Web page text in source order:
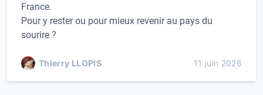
France.
Pour y rester ou pour mieux revenir au pays du
sourire ?
Thierry LLOPIS 11 juin 2026